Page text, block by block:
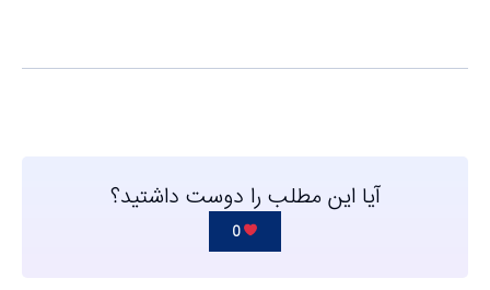
آیا این مطلب را دوست داشتید؟
0